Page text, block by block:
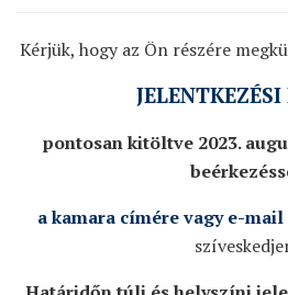
Kérjük, hogy az Ön részére
pontosan kitöltve 2023.
a kamara címére vagy e-